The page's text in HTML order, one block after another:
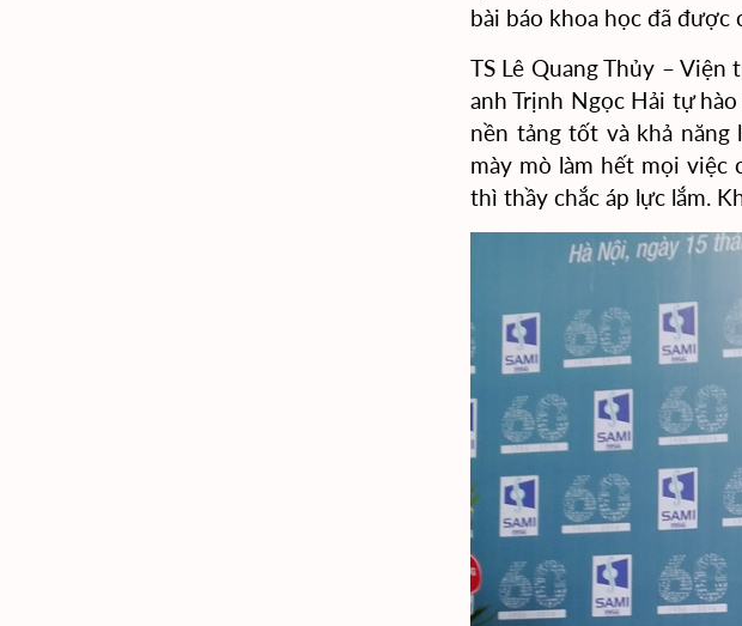
bài báo khoa học đã được
TS Lê Quang Thủy –
anh Trịnh Ngọc Hải tự hào
nền tảng tốt và khả năng
mày mò làm hết mọi
thì thầy chắc áp lực lắm.